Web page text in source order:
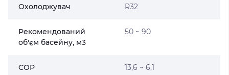
Охолоджувач R32
Рекомендований
об'єм басейну, м3
50 ~ 90
СОР 13,6 ~ 6,1